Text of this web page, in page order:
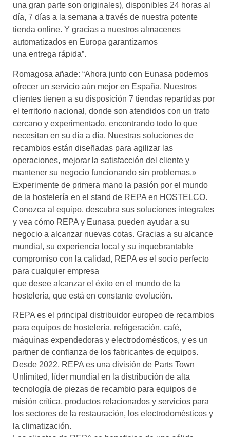
una gran parte son originales), disponibles 24 horas al
día, 7 días a la semana a través de nuestra potente
tienda online. Y gracias a nuestros almacenes
automatizados en Europa garantizamos
una entrega rápida”.
Romagosa añade: “Ahora junto con Eunasa podemos
ofrecer un servicio aún mejor en España. Nuestros
clientes tienen a su disposición 7 tiendas repartidas por
el territorio nacional, donde son atendidos con un trato
cercano y experimentado, encontrando todo lo que
necesitan en su día a día. Nuestras soluciones de
recambios están diseñadas para agilizar las
operaciones, mejorar la satisfacción del cliente y
mantener su negocio funcionando sin problemas.»
Experimente de primera mano la pasión por el mundo
de la hostelería en el stand de REPA en HOSTELCO.
Conozca al equipo, descubra sus soluciones integrales
y vea cómo REPA y Eunasa pueden ayudar a su
negocio a alcanzar nuevas cotas. Gracias a su alcance
mundial, su experiencia local y su inquebrantable
compromiso con la calidad, REPA es el socio perfecto
para cualquier empresa
que desee alcanzar el éxito en el mundo de la
hostelería, que está en constante evolución.
REPA es el principal distribuidor europeo de recambios
para equipos de hostelería, refrigeración, café,
máquinas expendedoras y electrodomésticos, y es un
partner de confianza de los fabricantes de equipos.
Desde 2022, REPA es una división de Parts Town
Unlimited, líder mundial en la distribución de alta
tecnología de piezas de recambio para equipos de
misión crítica, productos relacionados y servicios para
los sectores de la restauración, los electrodomésticos y
la climatización.